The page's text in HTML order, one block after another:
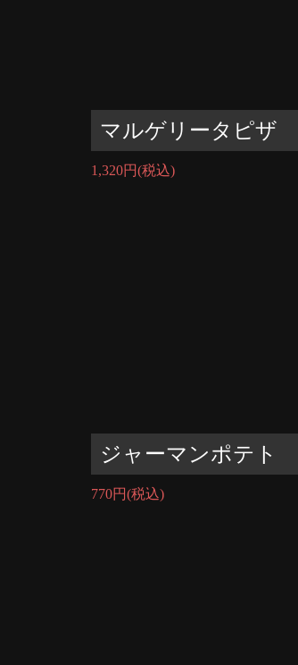
マルゲリータピザ
1,320円(税込)
ジャーマンポテト
770円(税込)